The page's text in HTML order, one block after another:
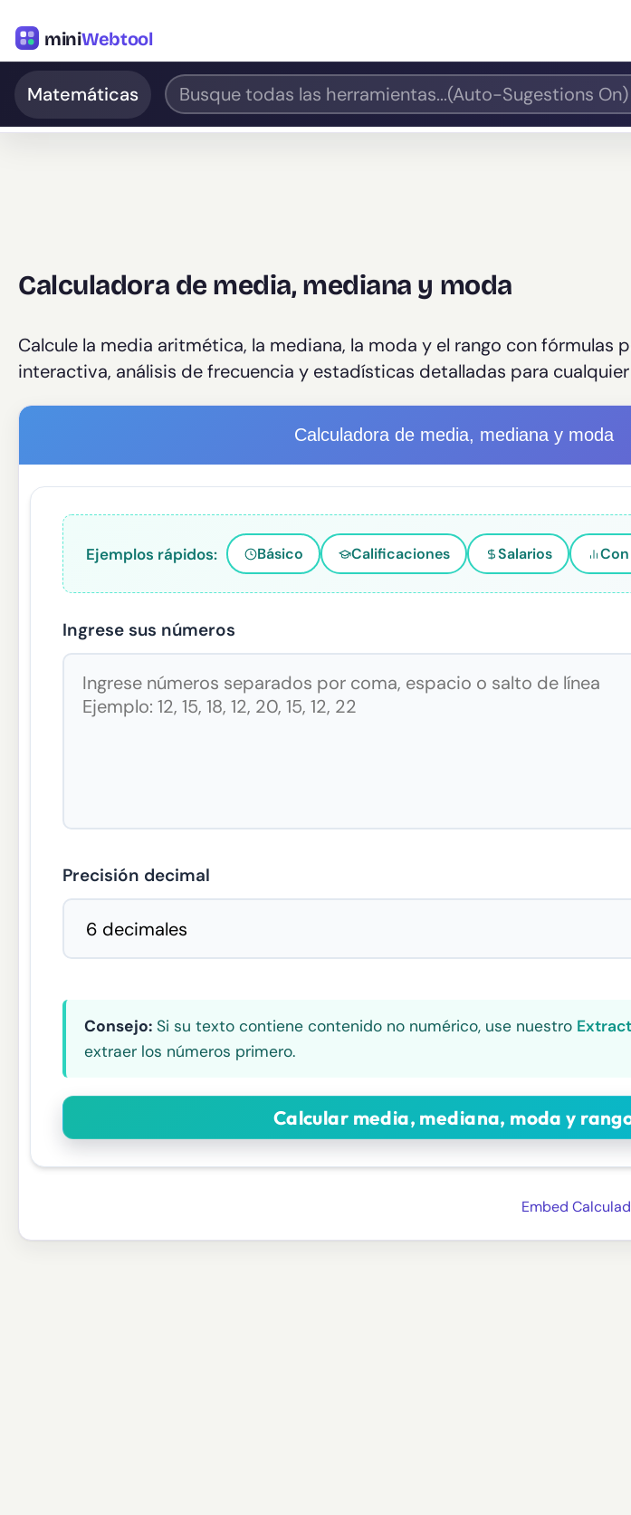
miniWebtool
Matemáticas
Calculadora de media, mediana y moda
Calcule la media aritmética, la mediana, la moda y el rango con fórmulas
interactiva, análisis de frecuencia y estadísticas detalladas para
Calculadora de media, mediana y moda
Ejemplos rápidos: Básico Calificaciones Salarios
Ingrese sus números
Precisión decimal
Consejo: Si su texto contiene contenido no numérico, use nuestro
extraer los números primero.
Embed